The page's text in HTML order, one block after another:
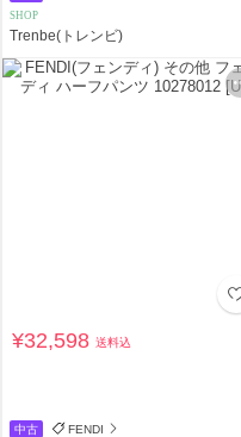
SHOP
Trenbe(トレンビ)
¥32,598送料込
中古 FENDI